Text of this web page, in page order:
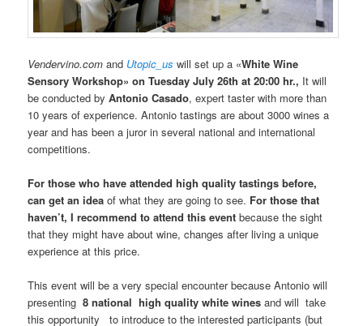
Vendervino.comand Utopic_us will set up a «White Wine
Sensory Workshop» on Tuesday July 26th at 20:00 hr., It will
be conducted byAntonio Casado, expert taster with more than
10 years of experience. Antonio tastings are about 3000 wines a
year and has been a juror in several national and international
competitions.
For those who have attended high quality tastings before,
can get an idea of what they are going to see. For those that
haven’t, I recommend to attend this event because the sight
that they might have about wine, changes after living a unique
experience at this price.
This event will be a very special encounter because Antonio will
presenting8 national high quality white wines and will take
this opportunity to introduce to the interested participants (but